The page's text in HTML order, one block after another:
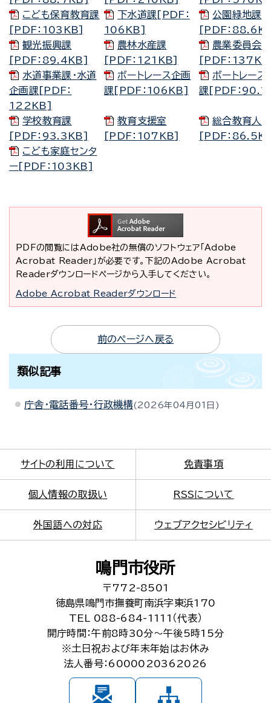
こども保育教育課
[PDF：103KB]
下水道課[PDF：
106KB]
公園緑地課
[PDF：
観光振興課
[PDF：89.4KB]
農林水産課
[PDF：121KB]
農業委員会
[PDF：
水道事業課・水道
企画課[PDF：
122KB]
ボートレース企画
課[PDF：106KB]
ボートレース
課[PDF：
学校教育課
[PDF：93.3KB]
教育支援室
[PDF：107KB]
総合教育人
[PDF：
こども家庭センタ
ー[PDF：103KB]
PDFの閲覧にはAdobe社の無償のソフトウェア「Adobe
Acrobat Reader」が必要です。下記のAdobe Acrobat
Readerダウンロードページから入手してください。
Adobe Acrobat Readerダウンロード
前のページへ戻る
類似記事
庁舎・電話番号・行政機構 2026年04月01日
サイトの利用について 免責事項
個人情報の取扱い RSSについて
外国語への対応 ウェブアクセシビリティ
鳴門市役所
〒772-8501
徳島県鳴門市撫養町南浜字東浜170
TEL 088-684-1111（代表）
開庁時間：午前8時30分～午後5時15分
※土日祝および年末年始はお休み
法人番号：6000020362026